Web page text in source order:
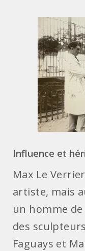
Influence et
Max Le
artiste, mais
un homme
des
Faguays et